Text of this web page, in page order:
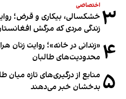
۳ اختصاصی
خشکسالی، بیکاری و قرض؛
زندگی مردی که مرگش
۴ «زندانی در خانه»؛ روایت زنان
محدودیت‌های طالبان
۵ منابع از درگیری‌های تازه میان
بدخشان خبر می‌دهند